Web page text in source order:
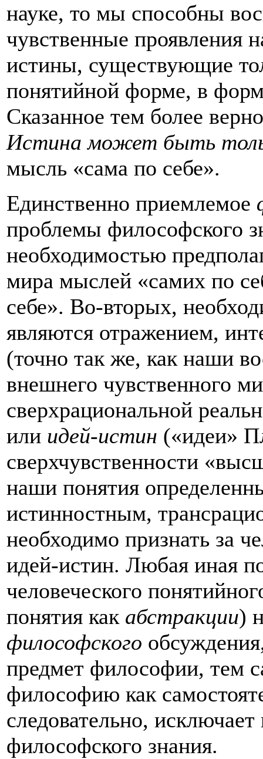
науке, то мы способны
чувственные проявления
истины, существующие
понятийной форме, в
Сказанное тем более
Истина может быть
мысль «сама по себе».
Единственно приемлемое
проблемы философского
необходимостью
мира мыслей «самих по
себе». Во-вторых,
являются отражением,
(точно так же, как наши
внешнего чувственного
сверхрациональной
или идей-истин («идеи»
сверхчувственности
наши понятия
истинностным,
необходимо признать за
идей-истин. Любая иная
человеческого
понятия как абстракции)
философского
предмет философии, тем
философию как
следовательно,
философского знания.